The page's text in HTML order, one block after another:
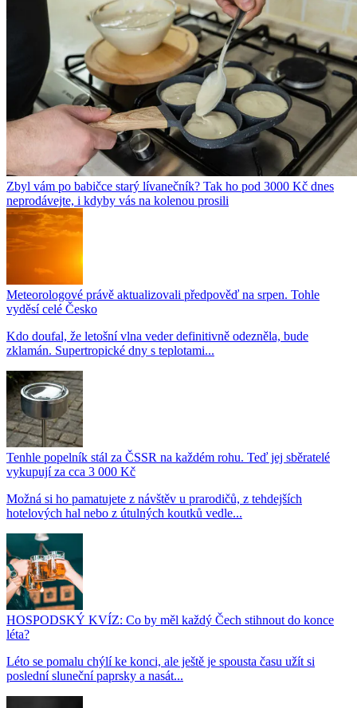
Zbyl vám po babičce starý lívanečník? Tak ho pod 3000 Kč dnes
neprodávejte, i kdyby vás na kolenou prosili
Meteorologové právě aktualizovali předpověď na srpen. Tohle
vyděsí celé Česko
Kdo doufal, že letošní vlna veder definitivně odezněla, bude
zklamán. Supertropické dny s teplotami...
Tenhle popelník stál za ČSSR na každém rohu. Teď jej sběratelé
vykupují za cca 3 000 Kč
Možná si ho pamatujete z návštěv u prarodičů, z tehdejších
hotelových hal nebo z útulných koutků vedle...
HOSPODSKÝ KVÍZ: Co by měl každý Čech stihnout do konce
léta?
Léto se pomalu chýlí ke konci, ale ještě je spousta času užít si
poslední sluneční paprsky a nasát...